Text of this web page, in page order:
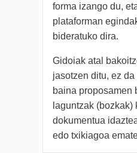
forma izango du,
plataforman
bideratuko dira.
Gidoiak atal
jasotzen ditu, ez
baina proposamen
laguntzak (bozkak)
dokumentua
edo txikiagoa